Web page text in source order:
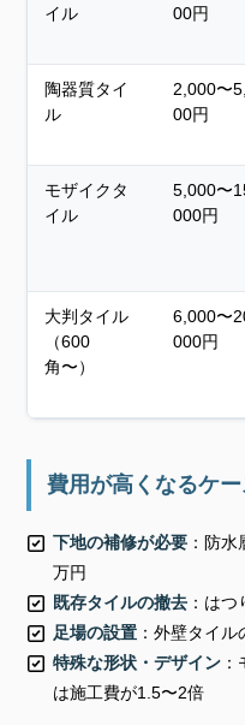
イル
00円
陶器質タイ
ル
2,000〜
00円
モザイクタ
イル
5,000〜
000円
大判タイル
（600
角〜）
6,000〜
000円
費用が高くなるケー
下地の補修が必要：防水
万円
既存タイルの撤去：はつ
足場の設置：外壁タイル
特殊な形状・デザイン：
は施工費が1.5〜2倍